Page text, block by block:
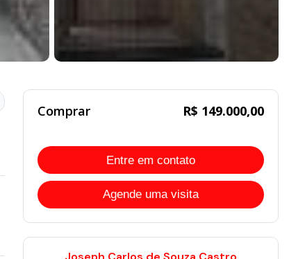
Comprar R$ 149.000,00
Entre em contato
Agende uma visita